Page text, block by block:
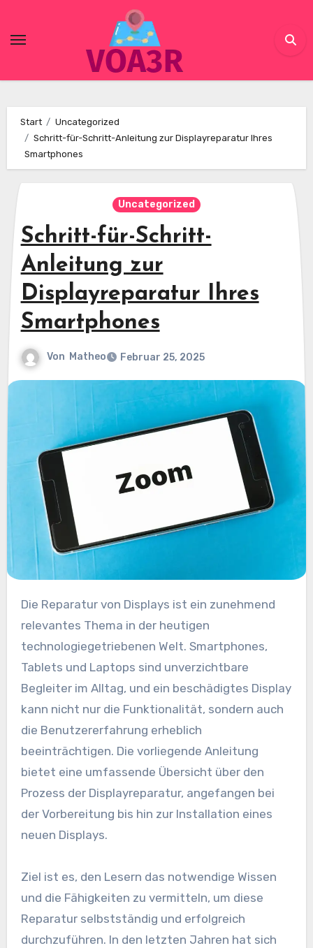
content
Start
Uncategorized
Schritt-für-Schritt-Anleitung zur Displayreparatur Ihres
Smartphones
Uncategorized
Schritt-für-Schritt-
Anleitung zur
Displayreparatur Ihres
Smartphones
Von Matheo Februar 25, 2025
Die Reparatur von Displays ist ein zunehmend
relevantes Thema in der heutigen
technologiegetriebenen Welt. Smartphones,
Tablets und Laptops sind unverzichtbare
Begleiter im Alltag, und ein beschädigtes Display
kann nicht nur die Funktionalität, sondern auch
die Benutzererfahrung erheblich
beeinträchtigen. Die vorliegende Anleitung
bietet eine umfassende Übersicht über den
Prozess der Displayreparatur, angefangen bei
der Vorbereitung bis hin zur Installation eines
neuen Displays.
Ziel ist es, den Lesern das notwendige Wissen
und die Fähigkeiten zu vermitteln, um diese
Reparatur selbstständig und erfolgreich
durchzuführen. In den letzten Jahren hat sich